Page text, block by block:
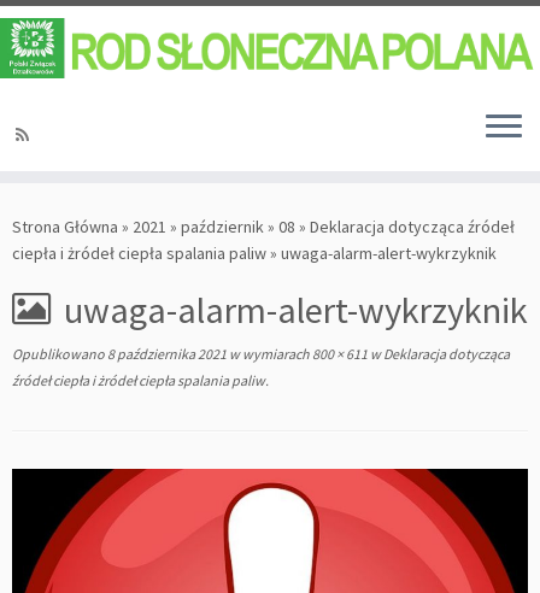
Strona Główna » 2021 » październik» 08 » Deklaracja dotycząca źródeł
ciepła i żródeł ciepła spalania paliw» uwaga-alarm-alert-wykrzyknik
uwaga-alarm-alert-wykrzyknik
Opublikowano 8 października 2021 w wymiarach 800 × 611 wDeklaracja dotycząca
źródeł ciepła i żródeł ciepła spalania paliw.